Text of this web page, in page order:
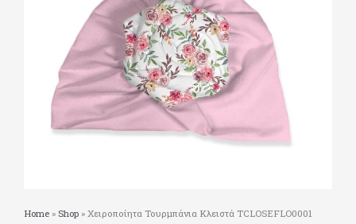
Home » Shop » Χειροποίητα Τουρμπάνια Κλειστά TCLOSEFLO0001